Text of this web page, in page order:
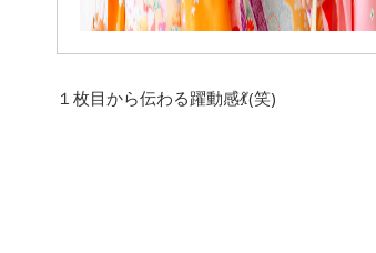
１枚目から伝わる躍動感💃(笑)